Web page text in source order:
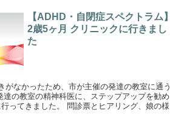
【ADHD・自閉症スペクトラム】
2歳5ヶ月 クリニックに行きまし
た
がなかったため、市が主催の発達の教室に通う
達の教室の精神科医に、ステップアップを勧め
ってきました。 問診票とヒアリング、娘の様